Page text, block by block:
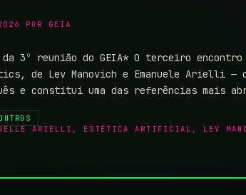
POR GEIA
da 3º reunião do GEIA* O terceiro
de Lev Manovich e Emanuele Arielli —
e constitui uma das referências mais
ARIELLI , ESTÉTICA ARTIFICIAL , LEV